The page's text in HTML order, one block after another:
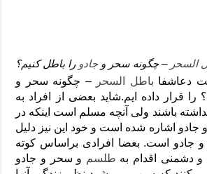
السحر – چگونه سحر وجادو را باطل کنیم؟
دعاشفا باطل السحر
– چگونه سحر و
را قرار داده ایم.شاید بعضی از افراد به
نداشته باشند ولی آنچه مسلم است اینکه در
اشاره شده است و خود این نیز دلیل
و جادو است. بعضا افرادی براساس کوته
دشمنی اقدام به طلسم و سحر و جادو